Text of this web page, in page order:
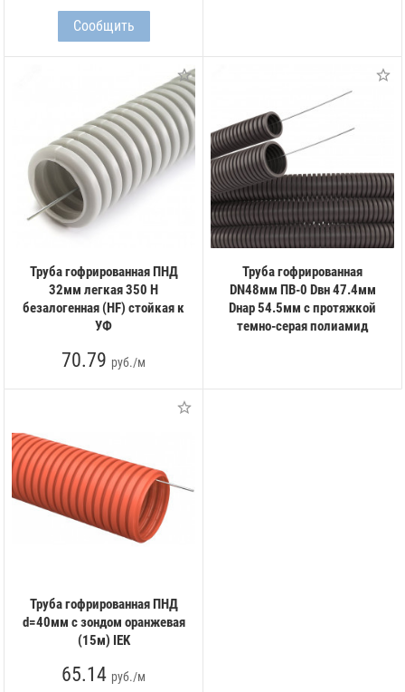
Труба гофрированная ПНД
32мм легкая 350 Н
безалогенная (HF) стойкая к
УФ
70.79 руб./м
Труба гофрированная
DN48мм ПВ-0 Dвн 47.4мм
Dнар 54.5мм с протяжкой
темно-серая полиамид
Труба гофрированная ПНД
d=40мм с зондом оранжевая
(15м) IEK
65.14 руб./м